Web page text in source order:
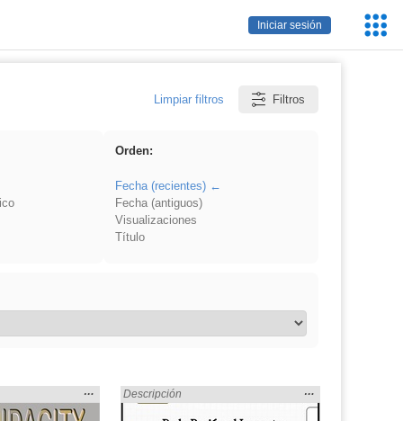
Iniciar sesión
Limpiar filtros Filtros
Orden:
Fecha (recientes)
Fecha (antiguos)
Visualizaciones
Título
en:
Mostrar
la
… Encontrado «dividir» en:
Descripción
Mostrar
la
…